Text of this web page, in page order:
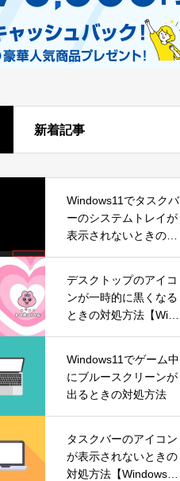
新着記事
Windows11でタスクバ
ーのシステムトレイが
表示されないときの対
デスクトップのアイコ
ンが一時的に黒くなる
ときの対処方法【Wind
Windows11でゲーム中
にブルースクリーンが
出るときの対処方法
タスクバーのアイコン
が表示されないときの
対処方法【Windows1